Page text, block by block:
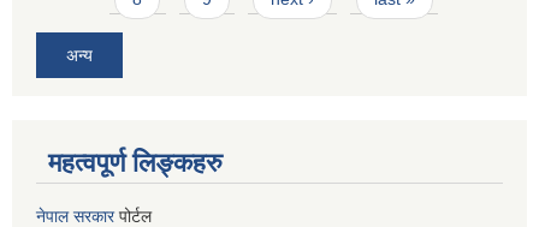
अन्य
महत्वपूर्ण लिङ्कहरु
नेपाल सरकारपोर्टल